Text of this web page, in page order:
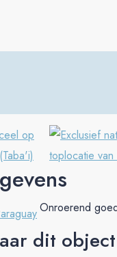
Onroerend
dit object